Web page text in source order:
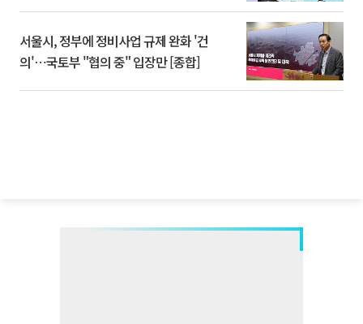
서울시, 정부에 정비사업 규제 완화 '건
의'⋯국토부 "협의 중" 입장만 [종합]